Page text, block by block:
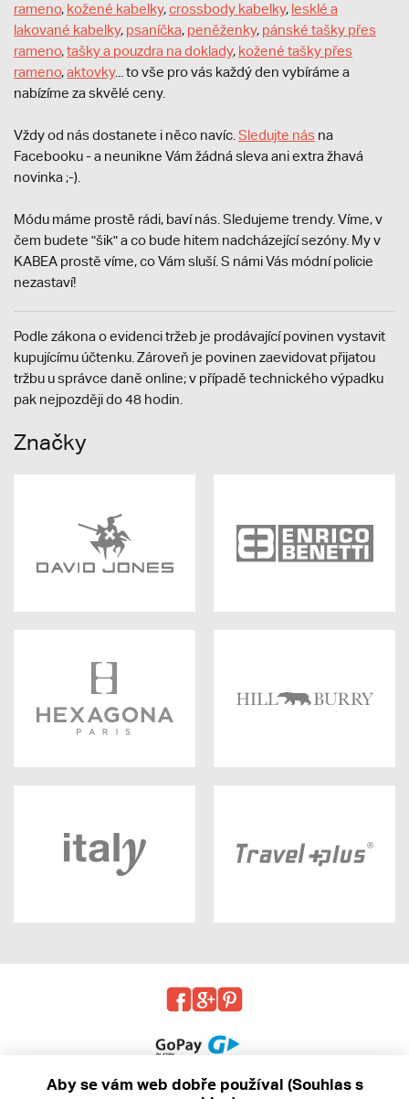
rameno, kožené kabelky,crossbody kabelky, lesklé a
lakované kabelky, psaníčka, peněženky, pánské tašky přes
rameno,tašky a pouzdra na doklady, kožené tašky přes
rameno,aktovky... to vše pro vás každý den vybíráme a
nabízíme za skvělé ceny.
Vždy od nás dostanete i něco navíc.Sledujte nás na
Facebooku - a neunikne Vám žádná sleva ani extra žhavá
novinka ;-).
Módu máme prostě rádi, baví nás. Sledujeme trendy. Víme, v
čem budete "šik" a co bude hitem nadcházející sezóny. My v
KABEA prostě víme, co Vám sluší. S námi Vás módní policie
nezastaví!
Podle zákona o evidenci tržeb je prodávající povinen vystavit
kupujícímu účtenku. Zároveň je povinen zaevidovat přijatou
tržbu u správce daně online; v případě technického výpadku
pak nejpozději do 48 hodin.
Značky
Aby se vám web dobře používal (Souhlas s